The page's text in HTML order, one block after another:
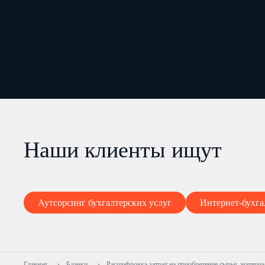
Наши клиенты ищут
Аутсорсинг бухгалтерских услуг Интернет-